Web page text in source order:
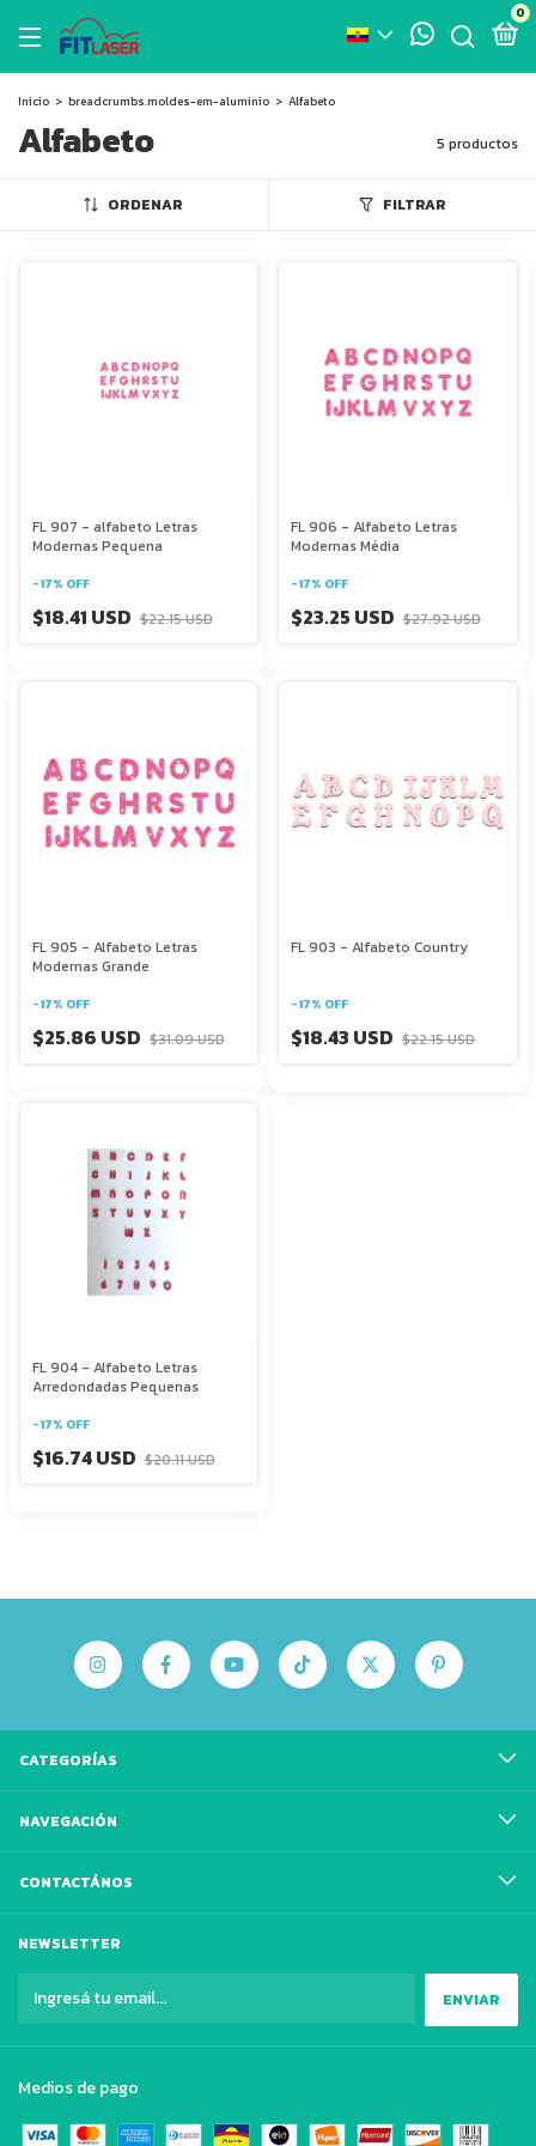
0
Inicio > breadcrumbs.moldes-em-aluminio > Alfabeto
Alfabeto 5 productos
ORDENAR FILTRAR
FL 907 - alfabeto Letras
Modernas Pequena
-17% OFF
$18.41 USD $22.15 USD
FL 906 - Alfabeto Letras
Modernas Média
-17% OFF
$23.25 USD $27.92 USD
FL 905 - Alfabeto Letras
Modernas Grande
-17% OFF
$25.86 USD $31.09 USD
FL 903 - Alfabeto Country
-17% OFF
$18.43 USD $22.15 USD
FL 904 - Alfabeto Letras
Arredondadas Pequenas
-17% OFF
$16.74 USD $20.11 USD
CATEGORÍAS
NAVEGACIÓN
CONTACTÁNOS
NEWSLETTER
Medios de pago